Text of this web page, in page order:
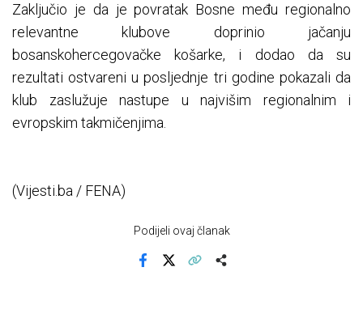
Zaključio je da je povratak Bosne među regionalno
relevantne klubove doprinio jačanju
bosanskohercegovačke košarke, i dodao da su
rezultati ostvareni u posljednje tri godine pokazali da
klub zaslužuje nastupe u najvišim regionalnim i
evropskim takmičenjima.
(Vijesti.ba / FENA)
Podijeli ovaj članak